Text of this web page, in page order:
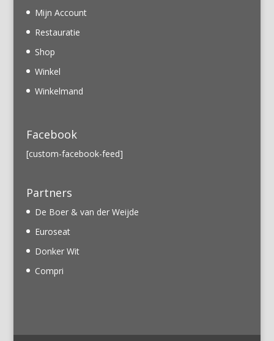
Mijn Account
Restauratie
Shop
Winkel
Winkelmand
Facebook
[custom-facebook-feed]
Partners
De Boer & van der Weijde
Euroseat
Donker Wit
Compri